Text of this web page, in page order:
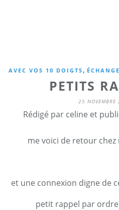
AVEC VOS 10 DOIGTS ,
PETITS
25 NOVEMBRE
Rédigé par celine et
me voici de retour chez
et une connexion digne de
petit rappel par